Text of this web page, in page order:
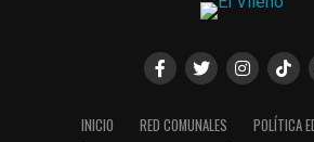
INICIO RED COMUNALES
POLÍTICA